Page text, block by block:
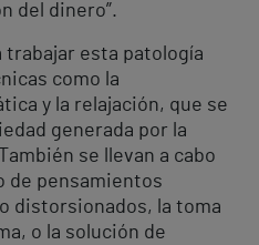
del dinero”.
trabajar esta patología
como la
y la relajación, que se
generada por la
se llevan a cabo
de pensamientos
distorsionados, la toma
o la solución de